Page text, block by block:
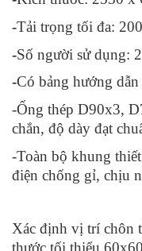
-Tải trọng tối đa:
-Số người sử dụng:
-Có bảng hướng
-Ống thép D90x3,
chắn, độ dày đạt
-Toàn bộ khung
điện chống gỉ, chịu
Xác định vị trí chôn
thước tối thiểu